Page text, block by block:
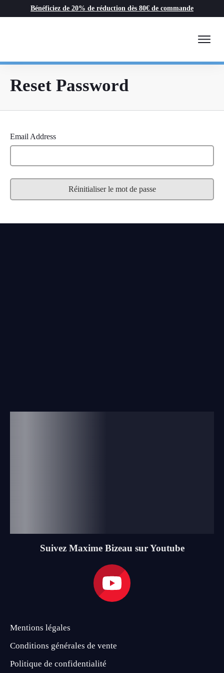
Bénéficiez de 20% de réduction dès 80€ de commande
Reset Password
Email Address
Suivez Maxime Bizeau sur Youtube
Mentions légales
Conditions générales de vente
Politique de confidentialité